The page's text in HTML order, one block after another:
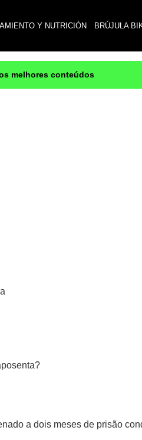
Y NUTRICIÓN BRÚJULA
melhores conteúdos
a dois meses de prisão